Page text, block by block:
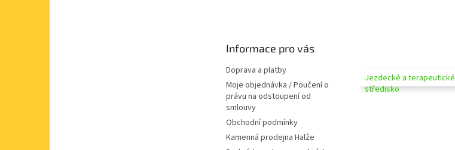
Informace pro vás
Doprava a platby
Moje objednávka / Poučení o
právu na odstoupení od
smlouvy
Obchodní podmínky
Kamenná prodejna Halže
Jezdecké a terapeutické
středisko